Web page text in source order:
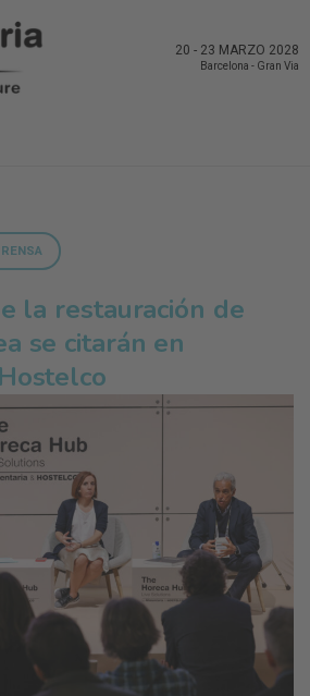
20 - 23 MARZO 2028
Barcelona - Gran Via
la restauración de
se citarán en